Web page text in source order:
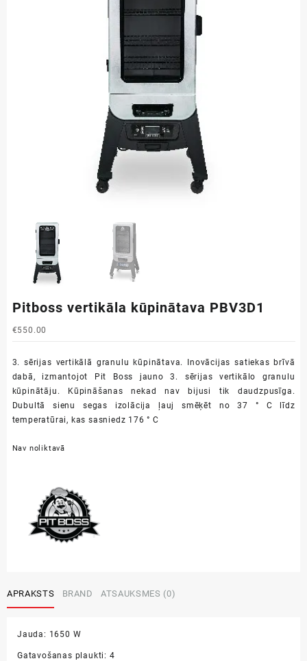
Pitboss vertikāla kūpinātava PBV3D1
€550.00
3. sērijas vertikālā granulu kūpinātava. Inovācijas satiekas brīvā
dabā, izmantojot Pit Boss jauno 3. sērijas vertikālo granulu
kūpinātāju. Kūpināšanas nekad nav bijusi tik daudzpusīga.
Dubultā sienu segas izolācija ļauj smēķēt no 37 ° C līdz
temperatūrai, kas sasniedz 176 ° C
Nav noliktavā
APRAKSTS BRAND ATSAUKSMES (0)
Jauda: 1650 W
Gatavošanas plaukti: 4